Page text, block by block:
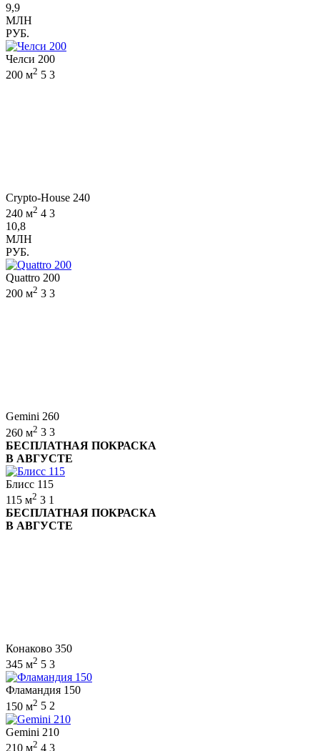
9,9
МЛН
РУБ.
Челси 200
200 м2 5 3
Crypto-House 240
240 м2 4 3
10,8
МЛН
РУБ.
Quattro 200
200 м2 3 3
Gemini 260
260 м2 3 3
БЕСПЛАТНАЯ ПОКРАСКА
В АВГУСТЕ
Блисс 115
115 м2 3 1
БЕСПЛАТНАЯ ПОКРАСКА
В АВГУСТЕ
Конаково 350
345 м2 5 3
Фламандия 150
150 м2 5 2
Gemini 210
210 м2 4 3